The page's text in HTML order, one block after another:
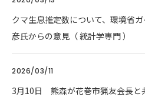
クマ生息推定数について、環境省
彦氏からの意見（ 統計学専門 ）
2026/03/11
3月10日 熊森が花巻市猟友会長と